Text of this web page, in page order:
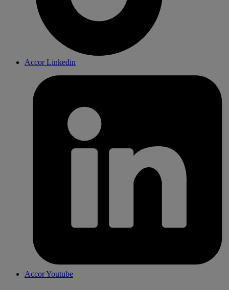
Accor Linkedin
Accor Youtube